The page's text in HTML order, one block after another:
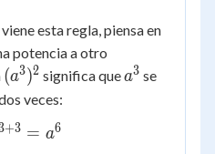
esta regla, piensa en
potencia a otro
(a^{3})^{2}
(a3)2 significa quea^{3}
a3 se
veces:
+3 = a6